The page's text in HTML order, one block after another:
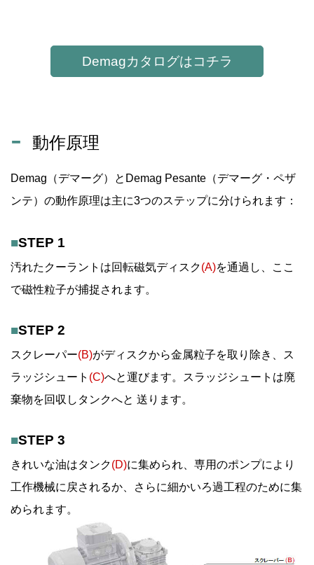
Demagカタログはコチラ
動作原理
Demag（デマーグ）とDemag Pesante（デマーグ・ペザ
ンテ）の動作原理は主に3つのステップに分けられます：
■STEP 1
汚れたクーラントは回転磁気ディスク(A)を通過し、ここ
で磁性粒子が捕捉されます。
■STEP 2
スクレーパー(B)がディスクから金属粒子を取り除き、ス
ラッジシュート (C)へと運びます。スラッジシュートは廃
棄物を回収しタンクへと 送ります。
■STEP 3
きれいな油はタンク(D)に集められ、専用のポンプにより
工作機械に戻されるか、さらに細かいろ過工程のために集
められます。